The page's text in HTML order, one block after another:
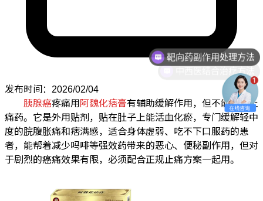
发布时间：2026/02/04
胰腺癌疼痛用阿魏化痞膏有辅助缓解作用，但不能替代止
痛药。它是外用贴剂，贴在肚子上能活血化瘀，专门缓解轻中
度的脘腹胀痛和痞满感，适合身体虚弱、吃不下口服药的患
者，能帮着减少吗啡等强效药带来的恶心、便秘副作用，但对
于剧烈的癌痛效果有限，必须配合正规止痛方案一起用。
靶向药副作用处理方法
中西医结合治疗方法